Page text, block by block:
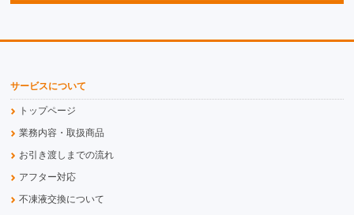
サービスについて
トップページ
業務内容・取扱商品
お引き渡しまでの流れ
アフター対応
不凍液交換について